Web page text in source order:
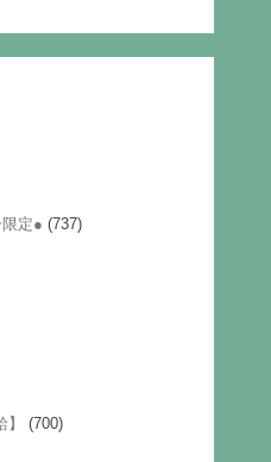
定● (737)
(700)